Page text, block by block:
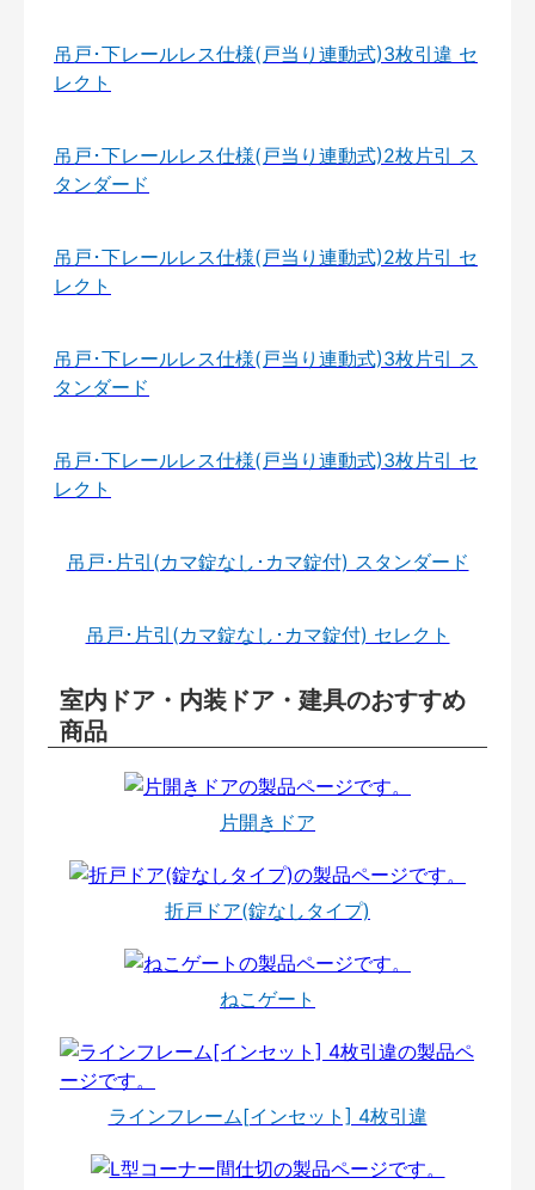
吊戸･下レールレス仕様(戸当り連動式)3枚引違 セ
レクト
吊戸･下レールレス仕様(戸当り連動式)2枚片引 ス
タンダード
吊戸･下レールレス仕様(戸当り連動式)2枚片引 セ
レクト
吊戸･下レールレス仕様(戸当り連動式)3枚片引 ス
タンダード
吊戸･下レールレス仕様(戸当り連動式)3枚片引 セ
レクト
吊戸･片引(カマ錠なし･カマ錠付) スタンダード
吊戸･片引(カマ錠なし･カマ錠付) セレクト
室内ドア・内装ドア・建具のおすすめ
商品
片開きドア
折戸ドア(錠なしタイプ)
ねこゲート
ラインフレーム[インセット] 4枚引違